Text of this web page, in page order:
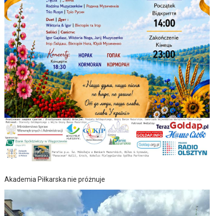
Akademia Piłkarska nie próżnuje